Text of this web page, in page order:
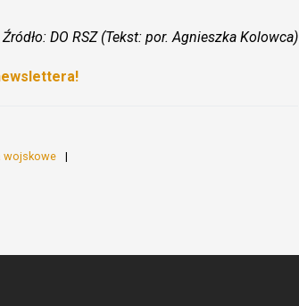
Źródło: DO RSZ (Tekst: por. Agnieszka Kolowca)
wojskowe